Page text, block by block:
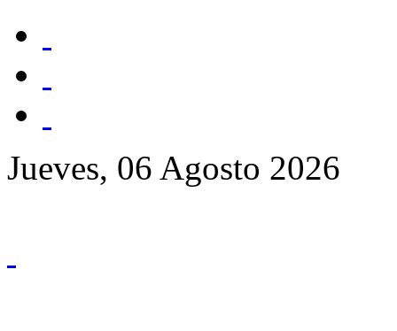
Jueves, 06 Agosto 2026